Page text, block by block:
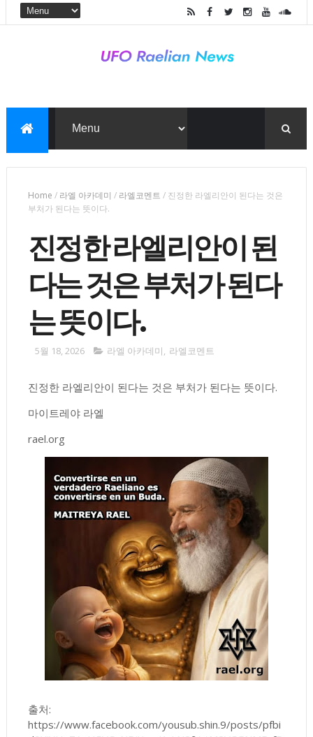
Home / 라엘 아카데미 / 라엘코멘트 / 진정한 라엘리안이 된다는 것은
부처가 된다는 뜻이다.
진정한 라엘리안이 된
다는 것은 부처가 된다
는 뜻이다.
5월 18, 2026 라엘 아카데미, 라엘코멘트
진정한 라엘리안이 된다는 것은 부처가 된다는 뜻이다.
마이트레야 라엘
rael.org
출처:
https://www.facebook.com/yousub.shin.9/posts/pfbi